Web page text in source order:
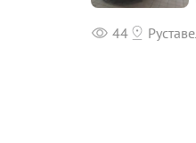
44